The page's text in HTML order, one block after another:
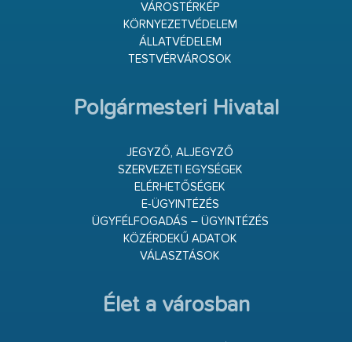
VÁROSTÉRKÉP
KÖRNYEZETVÉDELEM
ÁLLATVÉDELEM
TESTVÉRVÁROSOK
Polgármesteri Hivatal
JEGYZŐ, ALJEGYZŐ
SZERVEZETI EGYSÉGEK
ELÉRHETŐSÉGEK
E-ÜGYINTÉZÉS
ÜGYFÉLFOGADÁS – ÜGYINTÉZÉS
KÖZÉRDEKŰ ADATOK
VÁLASZTÁSOK
Élet a városban